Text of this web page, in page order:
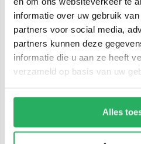
informatie over uw gebruik
partners voor social media,
partners kunnen deze
informatie die u aan ze heeft
verzameld op basis van uw
Alles
Rechthoek - RAM-B-347U
€ 15,95Incl. btw